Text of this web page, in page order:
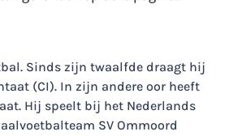
Sinds zijn twaalfde draagt hij
(CI). In zijn andere oor heeft
Hij speelt bij het Nederlands
SV Ommoord